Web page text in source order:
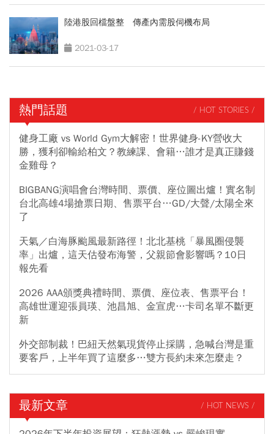
陸港股回檔盤整 傳產內需股伺機布局
2021-03-17
熱門話題 / HOT STORIES /
健身工廠 vs World Gym大解密！世界健身-KY營收大
勝，獲利卻輸給柏文？教練課、會籍…誰才是真正賺錢
金雞母？
BIGBANG演唱會台灣時間、票價、座位圖出爐！實名制
台北高雄4場搶票日期、售票平台…GD/大聲/太陽全來
了
天氣／白海豚颱風最新路徑！北北基桃「暴風圈侵襲
率」出爐，這天估發布海警，父親節會影響嗎？10日
報先看
2026 AAA頒獎典禮時間、票價、座位表、售票平台！
高雄世運迎張員瑛、池昌旭、金宣虎…卡司名單不斷更
新
外交部制裁！巴紐天然氣現貨停止採購，急喊台灣是重
要客戶，上半年買了這麼多…雙方長約未來怎麼走？
最新文章 / HOT NEWS /